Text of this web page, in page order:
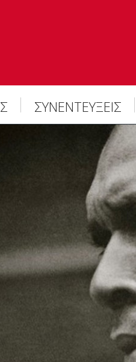
ΣΥΝΕΝΤΕΥΞΕΙΣ